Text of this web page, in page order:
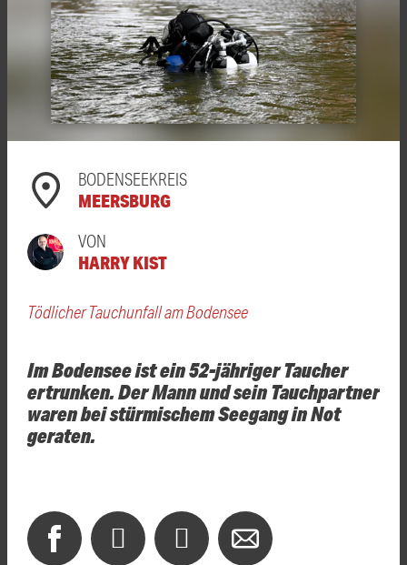
BODENSEEKREIS
MEERSBURG
VON
HARRY KIST
Tödlicher Tauchunfall am Bodensee
Im Bodensee ist ein 52-jähriger Taucher
ertrunken. Der Mann und sein Tauchpartner
waren bei stürmischem Seegang in Not
geraten.